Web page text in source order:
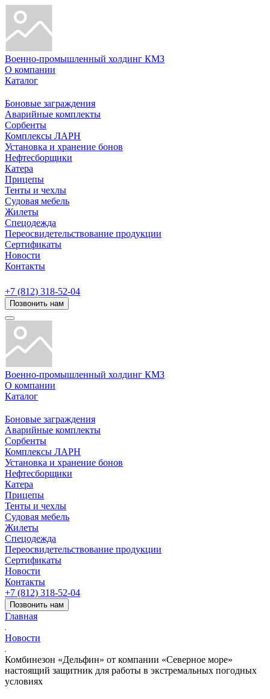
Военно-промышленный холдинг КМЗ
О компании
Каталог
Боновые заграждения
Аварийные комплекты
Сорбенты
Комплексы ЛАРН
Установка и хранение бонов
Нефтесборщики
Катера
Прицепы
Тенты и чехлы
Судовая мебель
Жилеты
Спецодежда
Переосвидетельствование продукции
Сертификаты
Новости
Контакты
+7 (812) 318-52-04
Позвонить нам
Военно-промышленный холдинг КМЗ
О компании
Каталог
Боновые заграждения
Аварийные комплекты
Сорбенты
Комплексы ЛАРН
Установка и хранение бонов
Нефтесборщики
Катера
Прицепы
Тенты и чехлы
Судовая мебель
Жилеты
Спецодежда
Переосвидетельствование продукции
Сертификаты
Новости
Контакты
+7 (812) 318-52-04
Позвонить нам
Главная
Новости
Комбинезон «Дельфин» от компании «Северное море»
настоящий защитник для работы в экстремальных погодных
условиях